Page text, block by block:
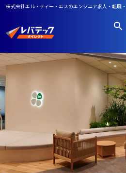
株式会社エル・ティー・エスのエンジニア求人・転職